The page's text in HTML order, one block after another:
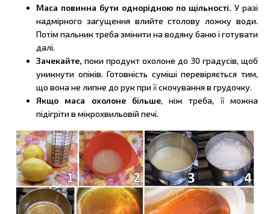
Маса повинна бути однорідною по щільності. У разі
надмірного загущення влийте столову ложку води.
Потім пальник треба змінити на водяну баню і готувати
далі.
Зачекайте, поки продукт охолоне до 30 градусів, щоб
уникнути опіків. Готовність суміші перевіряється тим,
що вона не липне до рук при її скочування в грудочку.
Якщо маса охолоне більше, ніж треба, її можна
підігріти в мікрохвильовій печі.